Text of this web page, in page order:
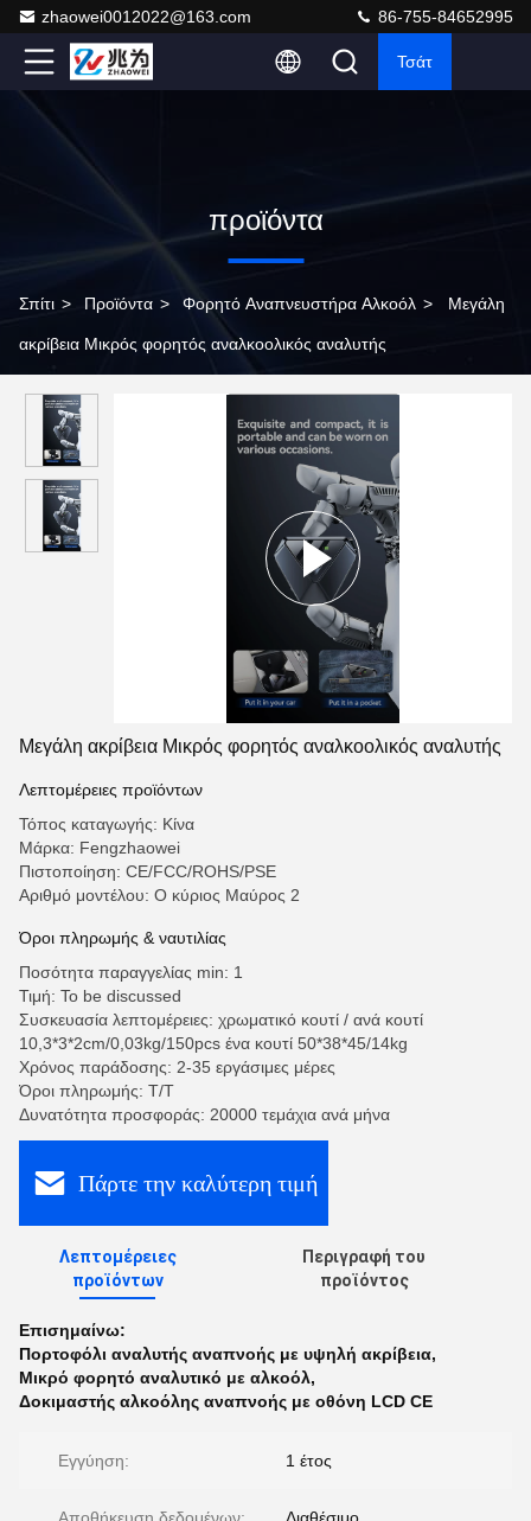
zhaowei0012022@163.com 86-755-84652995
Τσάτ
προϊόντα
Σπίτι > Προϊόντα > Φορητό Αναπνευστήρα Αλκοόλ > Μεγάλη
ακρίβεια Μικρός φορητός αναλκοολικός αναλυτής
Μεγάλη ακρίβεια Μικρός φορητός αναλκοολικός αναλυτής
Λεπτομέρειες προϊόντων
Τόπος καταγωγής: Κίνα
Μάρκα: Fengzhaowei
Πιστοποίηση: CE/FCC/ROHS/PSE
Αριθμό μοντέλου: Ο κύριος Μαύρος 2
Όροι πληρωμής & ναυτιλίας
Ποσότητα παραγγελίας min: 1
Τιμή: To be discussed
Συσκευασία λεπτομέρειες: χρωματικό κουτί / ανά κουτί
10,3*3*2cm/0,03kg/150pcs ένα κουτί 50*38*45/14kg
Χρόνος παράδοσης: 2-35 εργάσιμες μέρες
Όροι πληρωμής: Τ/Τ
Δυνατότητα προσφοράς: 20000 τεμάχια ανά μήνα
Πάρτε την καλύτερη τιμή
Λεπτομέρειες
προϊόντων
Περιγραφή του
προϊόντος
Επισημαίνω:
Πορτοφόλι αναλυτής αναπνοής με υψηλή ακρίβεια,
Μικρό φορητό αναλυτικό με αλκοόλ,
Δοκιμαστής αλκοόλης αναπνοής με οθόνη LCD CE
Εγγύηση: 1 έτος